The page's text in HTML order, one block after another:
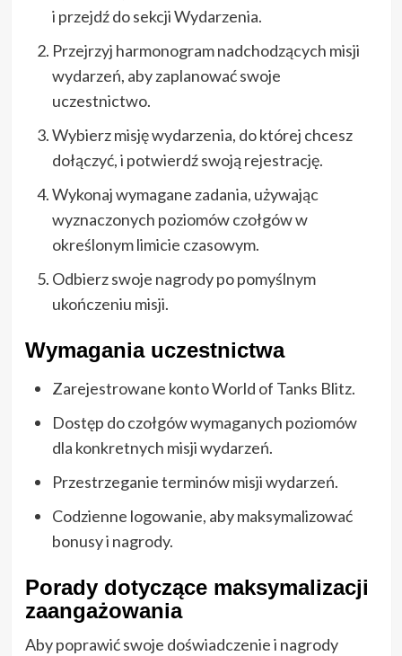
i przejdź do sekcji Wydarzenia.
Przejrzyj harmonogram nadchodzących misji
wydarzeń, aby zaplanować swoje
uczestnictwo.
Wybierz misję wydarzenia, do której chcesz
dołączyć, i potwierdź swoją rejestrację.
Wykonaj wymagane zadania, używając
wyznaczonych poziomów czołgów w
określonym limicie czasowym.
Odbierz swoje nagrody po pomyślnym
ukończeniu misji.
Wymagania uczestnictwa
Zarejestrowane konto World of Tanks Blitz.
Dostęp do czołgów wymaganych poziomów
dla konkretnych misji wydarzeń.
Przestrzeganie terminów misji wydarzeń.
Codzienne logowanie, aby maksymalizować
bonusy i nagrody.
Porady dotyczące maksymalizacji
zaangażowania
Aby poprawić swoje doświadczenie i nagrody